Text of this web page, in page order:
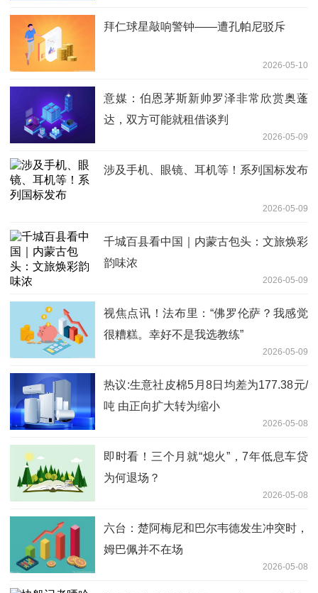
拜仁球星敲响警钟——遭孔帕尼驳斥
2026-05-10
意媒：伯恩茅斯新帅罗泽非常欣赏奥蓬
达，双方可能就租借谈判
2026-05-09
涉及手机、眼镜、耳机等！系列国标发布
2026-05-09
千城百县看中国｜内蒙古包头：文旅焕彩
韵味浓
2026-05-09
视焦点讯！法布里：“佛罗伦萨？我感觉
很糟糕。幸好不是我选教练”
2026-05-09
热议:生意社皮棉5月8日均差为177.38元/
吨 由正向扩大转为缩小
2026-05-08
即时看！三个月就“熄火”，7年低息车贷
为何退场？
2026-05-08
六台：楚阿梅尼和巴尔韦德发生冲突时，
姆巴佩并不在场
2026-05-08